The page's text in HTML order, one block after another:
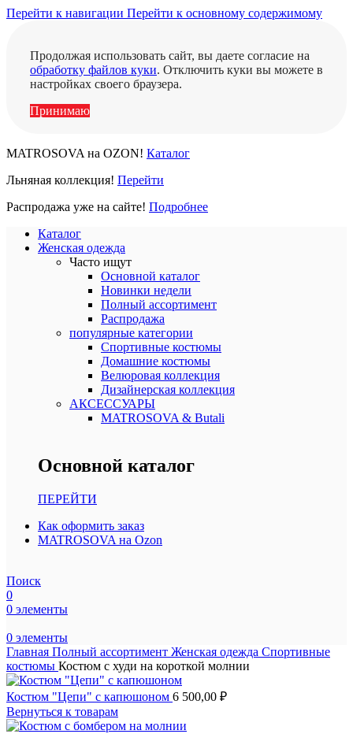
Перейти к навигации Перейти к основному содержимому
Продолжая использовать сайт, вы даете согласие на
обработку файлов куки. Отключить куки вы можете в
настройках своего браузера.
Принимаю
MATROSOVA на OZON! Каталог
Льняная коллекция! Перейти
Распродажа уже на сайте! Подробнее
Каталог
Женская одежда
Часто ищут
Основной каталог
Новинки недели
Полный ассортимент
Распродажа
популярные категории
Спортивные костюмы
Домашние костюмы
Велюровая коллекция
Дизайнерская коллекция
АКСЕССУАРЫ
MATROSOVA & Butali
Основной каталог
ПЕРЕЙТИ
Как оформить заказ
MATROSOVA на Ozon
Поиск
0
0 элементы
0 элементы
Главная Полный ассортимент Женская одежда Спортивные
костюмы Костюм с худи на короткой молнии
Костюм "Цепи" с капюшоном 6 500,00 ₽
Вернуться к товарам